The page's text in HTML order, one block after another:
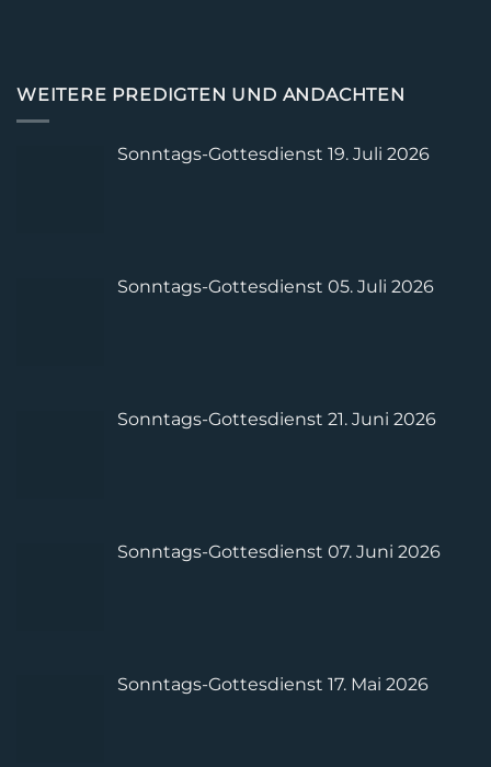
WEITERE PREDIGTEN UND ANDACHTEN
Sonntags-Gottesdienst 19. Juli 2026
Sonntags-Gottesdienst 05. Juli 2026
Sonntags-Gottesdienst 21. Juni 2026
Sonntags-Gottesdienst 07. Juni 2026
Sonntags-Gottesdienst 17. Mai 2026